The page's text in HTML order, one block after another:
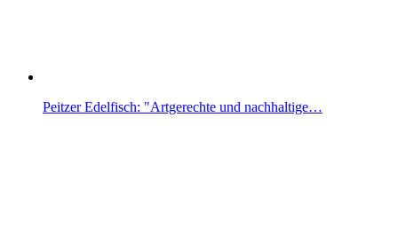
Peitzer Edelfisch: "Artgerechte und nachhaltige…